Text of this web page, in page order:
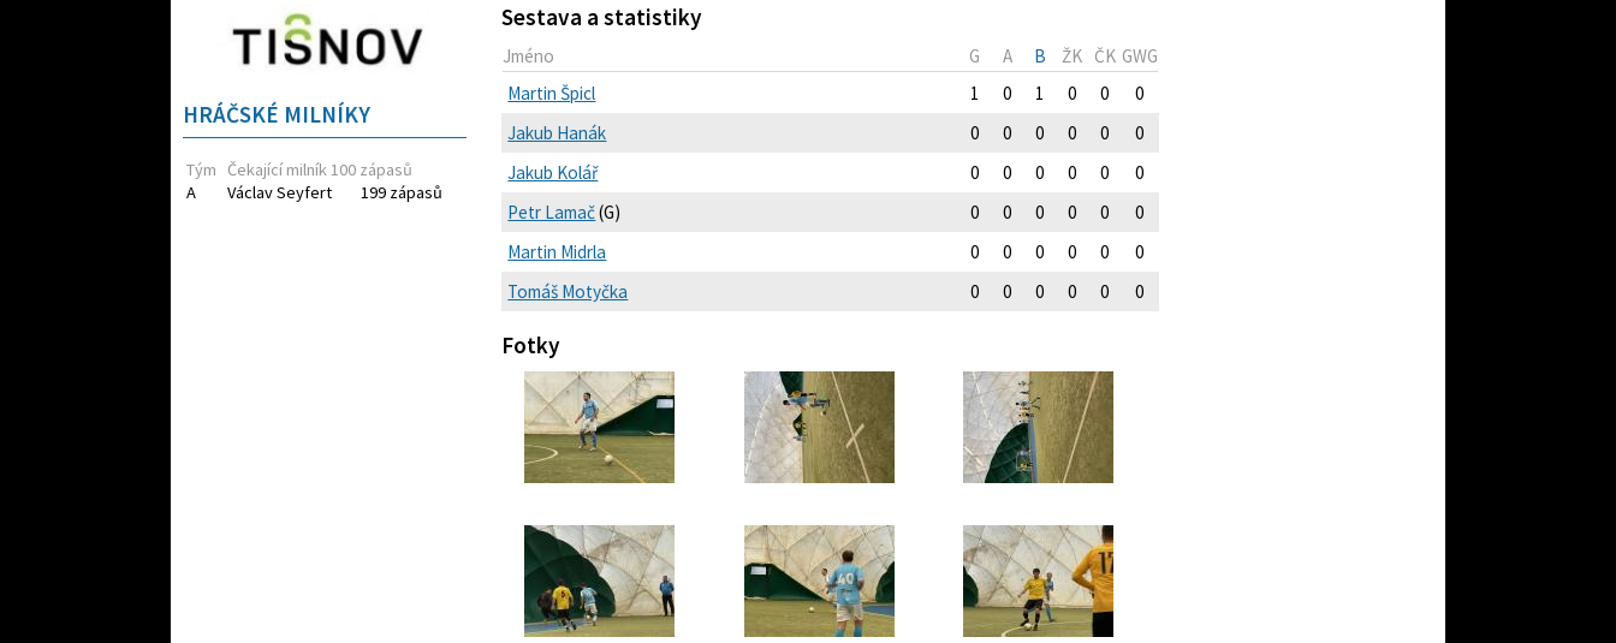
Sestava a statistiky
Jméno G A B ŽK ČK GWG
Martin Špicl
1 0 1 0 0
0
Jakub Hanák
0 0 0 0 0
0
Jakub Kolář
0 0 0 0 0
0
Petr Lamač(G) 0 0 0 0 0
0
Martin Midrla
0 0 0 0 0
0
Tomáš Motyčka
0 0 0 0 0 0
Fotky
HRÁČSKÉ MILNÍKY
Tým Čekající milník 100 zápasů
A
Václav Seyfert 199 zápasů